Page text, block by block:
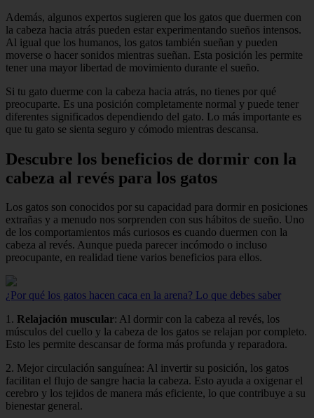
Además, algunos expertos sugieren que los gatos que duermen con
la cabeza hacia atrás pueden estar experimentando sueños intensos.
Al igual que los humanos, los gatos también sueñan y pueden
moverse o hacer sonidos mientras sueñan. Esta posición les permite
tener una mayor libertad de movimiento durante el sueño.
Si tu gato duerme con la cabeza hacia atrás, no tienes por qué
preocuparte. Es una posición completamente normal y puede tener
diferentes significados dependiendo del gato. Lo más importante es
que tu gato se sienta seguro y cómodo mientras descansa.
Descubre los beneficios de dormir con la
cabeza al revés para los gatos
Los gatos son conocidos por su capacidad para dormir en posiciones
extrañas y a menudo nos sorprenden con sus hábitos de sueño. Uno
de los comportamientos más curiosos es cuando duermen con la
cabeza al revés. Aunque pueda parecer incómodo o incluso
preocupante, en realidad tiene varios beneficios para ellos.
¿Por qué los gatos hacen caca en la arena? Lo que debes saber
1. Relajación muscular: Al dormir con la cabeza al revés, los
músculos del cuello y la cabeza de los gatos se relajan por completo.
Esto les permite descansar de forma más profunda y reparadora.
2. Mejor circulación sanguínea: Al invertir su posición, los gatos
facilitan el flujo de sangre hacia la cabeza. Esto ayuda a oxigenar el
cerebro y los tejidos de manera más eficiente, lo que contribuye a su
bienestar general.